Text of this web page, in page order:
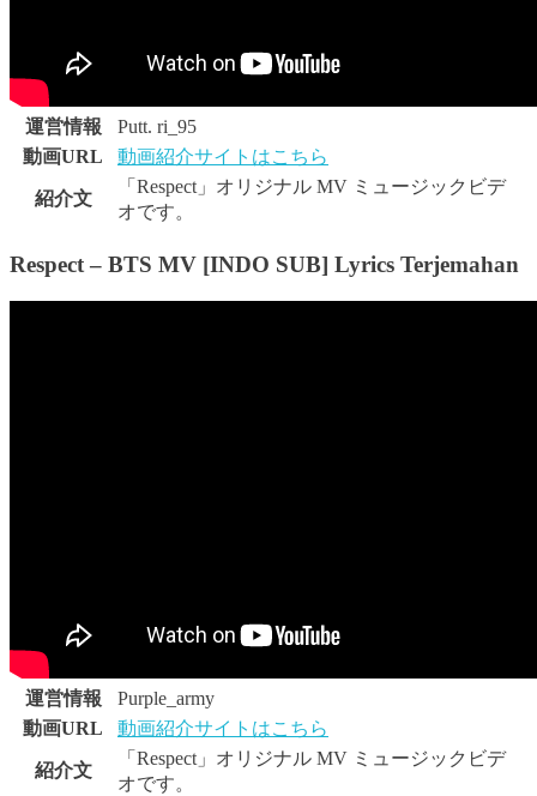
運営情報
Putt. ri_95
動画URL
動画紹介サイトはこちら
紹介文
「Respect」オリジナル MV ミュージックビデ
オです。
Respect – BTS MV [INDO SUB] Lyrics Terjemahan
運営情報
Purple_army
動画URL
動画紹介サイトはこちら
紹介文
「Respect」オリジナル MV ミュージックビデ
オです。